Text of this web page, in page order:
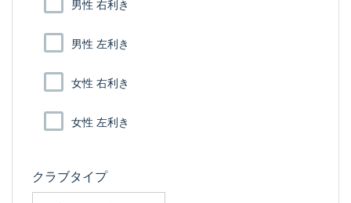
男性 右利き
男性 左利き
女性 右利き
女性 左利き
クラブタイプ